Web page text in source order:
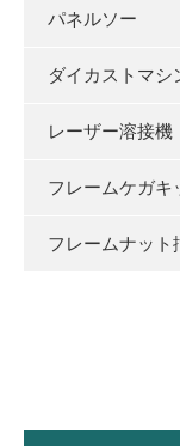
パネルソー
ダイカストマシ
レーザー溶接機
フレームケガキ
フレームナット